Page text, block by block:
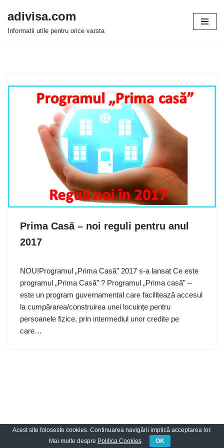
Sari
adivisa.com
Informatii utile pentru orice varsta
Prima Casă – noi reguli pentru anul
2017
NOU!Programul „Prima Casă” 2017 s-a lansat Ce este
programul „Prima Casă” ? Programul „Prima casă” –
este un program guvernamental care facilitează accesul
la cumpărarea/construirea unei locuințe pentru
persoanele fizice, prin intermediul unor credite pe
care…
Neve | Propulsată deWordPress
Acest site foloseste cookies. Continuarea navigării implică acceptarea lor.
Mai multe despre Politica Cookies. OK